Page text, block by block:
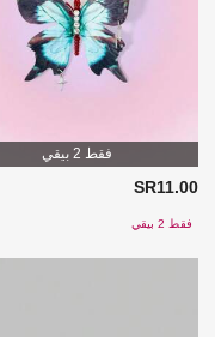
فقط 2 بيقي
SR11.00
فقط 2 بيقي